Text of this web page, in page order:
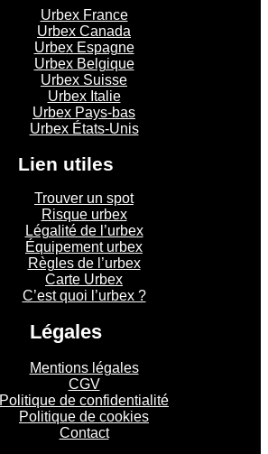
Urbex France
Urbex Canada
Urbex Espagne
Urbex Belgique
Urbex Suisse
Urbex Italie
Urbex Pays-bas
Urbex États-Unis
Lien utiles
Trouver un spot
Risque urbex
Légalité de l’urbex
Équipement urbex
Règles de l’urbex
Carte Urbex
C’est quoi l’urbex ?
Légales
Mentions légales
CGV
Politique de confidentialité
Politique de cookies
Contact